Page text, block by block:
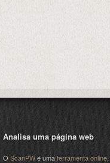
Analisa uma página web
OScanPWé umaferramenta online